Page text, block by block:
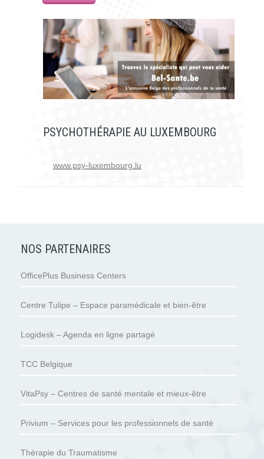
PSYCHOTHÉRAPIE AU LUXEMBOURG
www.psy-luxembourg.lu
NOS PARTENAIRES
OfficePlus Business Centers
Centre Tulipe – Espace paramédicale et bien-être
Logidesk – Agenda en ligne partagé
TCC Belgique
VitaPsy – Centres de santé mentale et mieux-être
Privium – Services pour les professionnels de santé
Thérapie du Traumatisme